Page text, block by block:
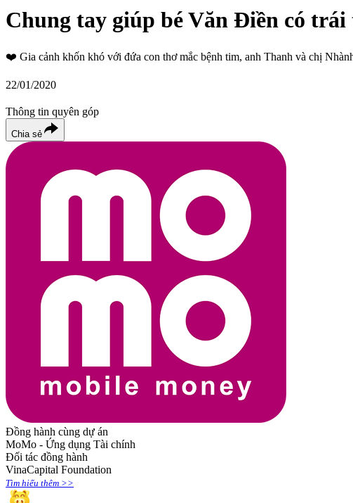
Chung tay giúp bé Văn Điền có
❤️ Gia cảnh khốn khó với đứa con thơ mắc bệnh tim, anh Thanh và chị
22/01/2020
Thông tin quyên góp
Chia sẻ
Đồng hành cùng dự án
MoMo - Ứng dụng Tài chính
Đối tác đồng hành
VinaCapital Foundation
Tìm hiểu thêm >>